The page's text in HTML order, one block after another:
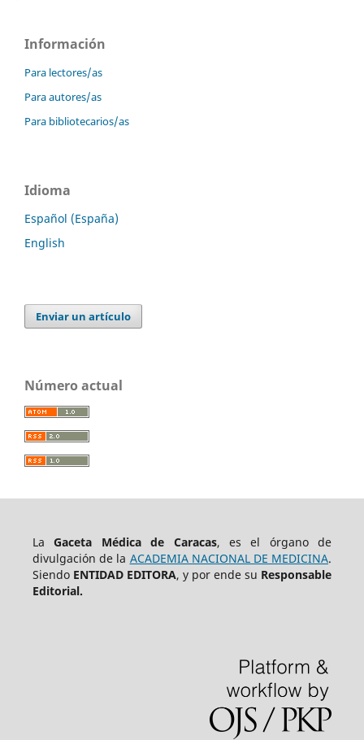
Información
Para lectores/as
Para autores/as
Para bibliotecarios/as
Idioma
Español (España)
English
Enviar un artículo
Número actual
LaGaceta Médica de Caracas, es el órgano de
divulgación de la ACADEMIA NACIONAL DE MEDICINA.
Siendo ENTIDAD EDITORA, y por ende su Responsable
Editorial.